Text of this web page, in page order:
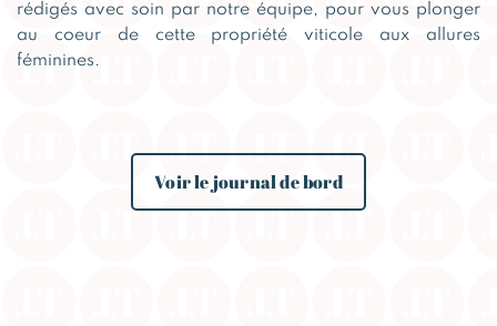
rédigés avec soin par notre équipe, pour vous plonger
au coeur de cette propriété viticole aux allures
féminines.
Voir le journal de bord